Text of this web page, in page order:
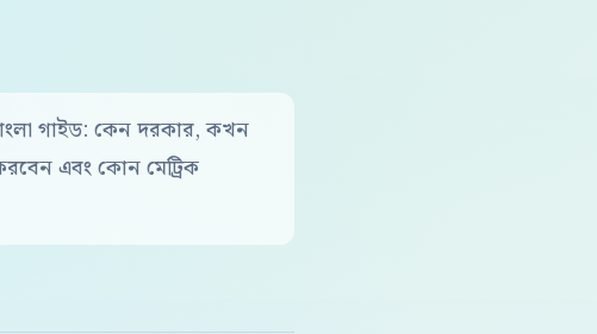
গাইড: কেন দরকার, কখন
এবং কোন মেট্রিক